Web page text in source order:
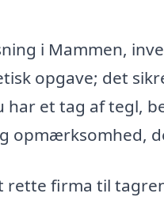
i Mammen,
opgave; det
et tag af tegl,
opmærksomhed,
firma til